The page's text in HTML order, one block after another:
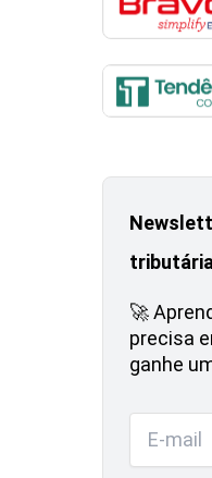
tributária
🚀
precisa
ganhe